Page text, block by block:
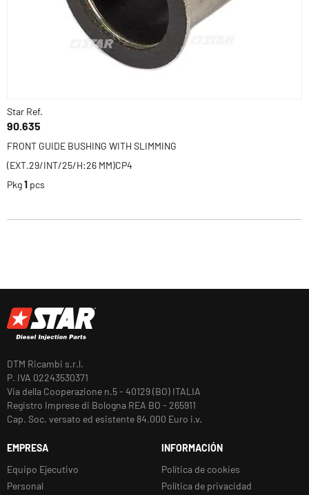
Star Ref.
90.635
FRONT GUIDE BUSHING WITH SLIMMING
(EXT.29/INT/25/H:26 MM)CP4
Pkg1 pcs
DTM Ricambi s.r.l.
P. IVA 02243530371
Via della Cooperazione n.5 - 40129 (BO) ITALIA
Registro Imprese di Bologna REA BO - 265911
Cap. Soc. versato ed esistente 84.000 Euro i.v.
EMPRESA
Equipo Ejecutivo
Personal
INFORMACIÓN
Política de cookies
Política de privacidad